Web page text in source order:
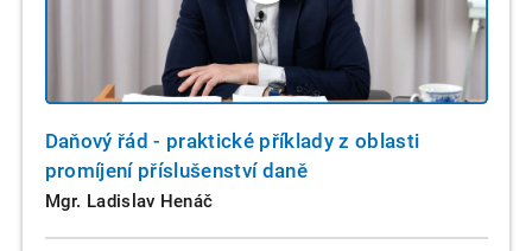
Daňový řád - praktické příklady z oblasti
promíjení příslušenství daně
Mgr. Ladislav Henáč